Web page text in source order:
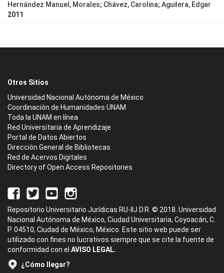
Hernández Manuel, Morales; Chávez, Carolina; Aguilera, Edgar
2011
Otros Sitios
Universidad Nacional Autónoma de México
Coordinación de Humanidades UNAM
Toda la UNAM en línea
Red Universitaria de Aprendizaje
Portal de Datos Abiertos
Dirección General de Bibliotecas
Red de Acervos Digitales
Directory of Open Access Repositories
Repositorio Universitario Jurídicas RU-IIJ D.R. © 2018. Universidad
Nacional Autónoma de México, Ciudad Universitaria, Coyoacán, C.
P. 04510, Ciudad de México, México. Este sitio web puede ser
utilizado con fines no lucrativos siempre que se cite la fuente de
conformidad con el AVISO LEGAL.
¿Cómo llegar?